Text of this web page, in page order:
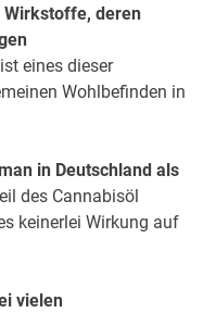
Wirkstoffe, deren
eines dieser
Wohlbefinden in
in Deutschland als
des Cannabisöl
keinerlei Wirkung auf
vielen